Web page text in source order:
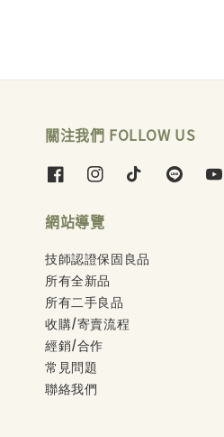
關注我們 FOLLOW US
網站導覽
技師認證保固良品
所有全新品
所有二手良品
收購/寄賣流程
經銷/合作
常見問題
聯絡我們